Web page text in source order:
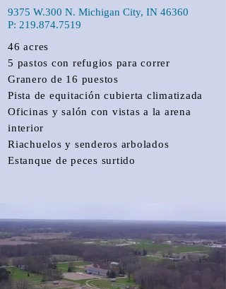
9375 W.300 N. Michigan City, IN 46360
P: 219.874.7519
46 acres
5 pastos con refugios para correr
Granero de 16 puestos
Pista de equitación cubierta climatizada
Oficinas y salón con vistas a la arena
interior
Riachuelos y senderos arbolados
Estanque de peces surtido